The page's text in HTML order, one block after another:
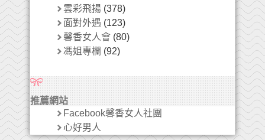
雲彩飛揚 (378)
面對外遇 (123)
馨香女人會 (80)
馮姐專欄 (92)
推薦網站
Facebook馨香女人社團
心好男人